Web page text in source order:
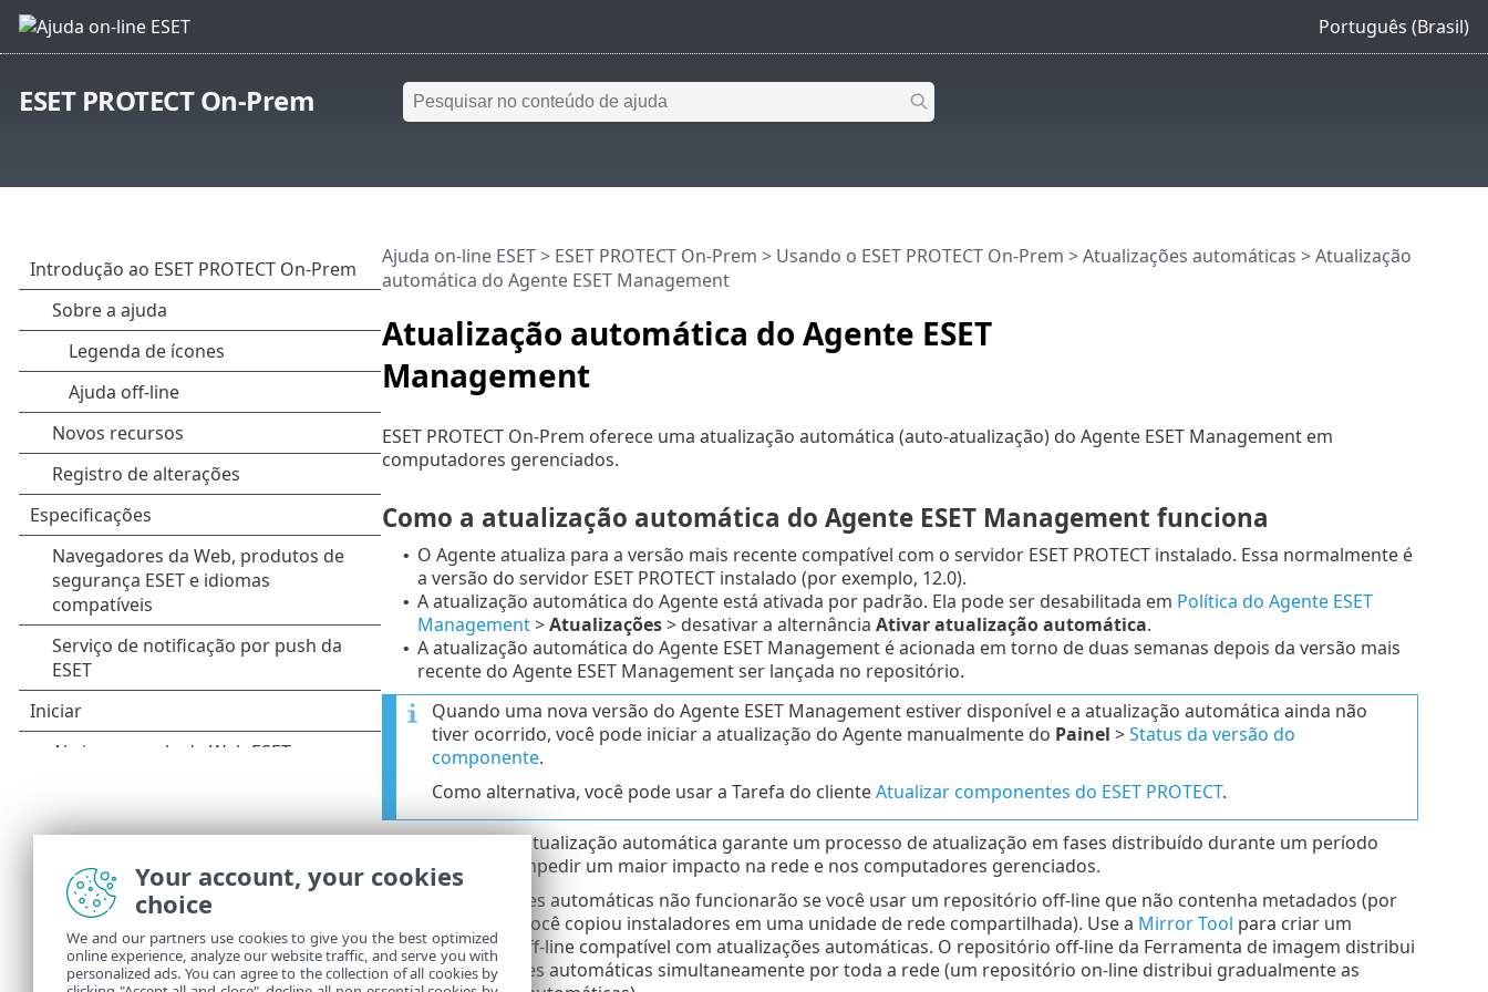
Português (Brasil)
ESET PROTECT On-Prem
Atualização automática do Agente ESET
Management
Ajuda on-line ESET> ESET PROTECT On-Prem > Usando o ESET PROTECT On-Prem >Atualizações automáticas > Atualização
automática do Agente ESET Management
ESET PROTECT On-Prem oferece uma atualização automática (auto-atualização) do Agente ESET Management em
computadores gerenciados.
Como a atualização automática do Agente ESET Management funciona
• O Agente atualiza para a versão mais recente compatível com o servidor ESET PROTECT instalado. Essa normalmente é
a versão do servidor ESET PROTECT instalado (por exemplo, 12.0).
• A atualização automática do Agente está ativada por padrão. Ela pode ser desabilitada em Política do Agente ESET
Management>Atualizações> desativar a alternância Ativar atualização automática.
• A atualização automática do Agente ESET Management é acionada em torno de duas semanas depois da versão mais
recente do Agente ESET Management ser lançada no repositório.
Quando uma nova versão do Agente ESET Management estiver disponível e a atualização automática ainda não
tiver ocorrido, você pode iniciar a atualização do Agente manualmente do Painel >Status da versão do
componente.
Como alternativa, você pode usar a Tarefa do clienteAtualizar componentes do ESET PROTECT.
O design da atualização automática garante um processo de atualização em fases distribuído durante um período
maior, para impedir um maior impacto na rede e nos computadores gerenciados.
As atualizações automáticas não funcionarão se você usar um repositório off-line que não contenha metadados (por
exemplo, se você copiou instaladores em uma unidade de rede compartilhada). Use a Mirror Tool para criar um
repositório off-line compatível com atualizações automáticas. O repositório off-line da Ferramenta de imagem distribui
as atualizações automáticas simultaneamente por toda a rede (um repositório on-line distribui gradualmente as
Your account, your cookies
choice
We and our partners use cookies to give you the best optimized
online experience, analyze our website traffic, and serve you with
personalized ads. You can agree to the collection of all cookies by